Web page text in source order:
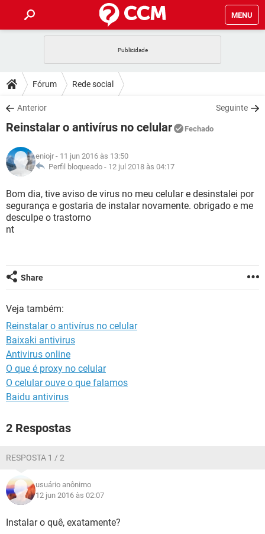
MENU
CELULAR
OUTLOOK
INSTAGRAM GMAIL
GUIA DE COMPRAS
DICAS
JOGOS
INSTAGRAM
GUIA DE COMPRAS
DOWNLOADS
JOGOS WHATSAPP
CELULAR
OUTLOOK EXCEL
INSTAGRAM
GUIA DE COMPRAS
JOGOS
CELULAR
OUTLOOK EXCEL
INSTAGRAM
GLOSSÁRIO
JOGOS WHATSAPP
CELULAR FACEBOOK
OUTLOOK
GUIA DE COMPRAS
Fórum Rede social
Anterior Seguinte
Reinstalar o antivírus no celular Fechado
eniojr - 11 jun 2016 às 13:50
Perfil bloqueado - 12 jul 2018 às 04:17
Bom dia, tive aviso de virus no meu celular e desinstalei por
segurança e gostaria de instalar novamente. obrigado e me
desculpe o trastorno
nt
Share
Veja também:
Reinstalar o antivírus no celular
Baixaki antivirus
Antivirus online
O que é proxy no celular
O celular ouve o que falamos
Baidu antivirus
2 Respostas
RESPOSTA 1 / 2
usuário anônimo
12 jun 2016 às 02:07
Instalar o quê, exatamente?